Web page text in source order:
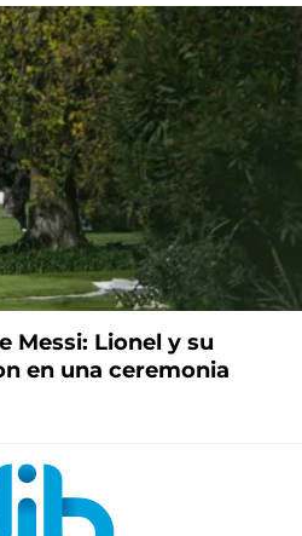
Messi: Lionel y su
en una ceremonia